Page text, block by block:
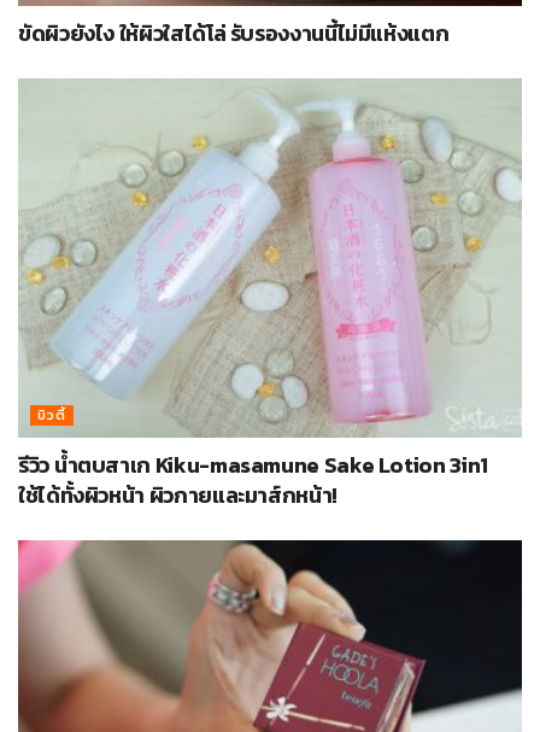
ขัดผิวยังไง ให้ผิวใสได้โล่ รับรองงานนี้ไม่มีแห้งแตก
บิวตี้
รีวิว น้ำตบสาเก Kiku-masamune Sake Lotion 3in1
ใช้ได้ทั้งผิวหน้า ผิวกายและมาส์กหน้า!